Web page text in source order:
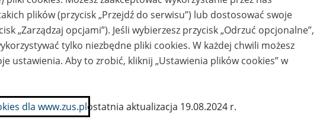
Ośrodek
nCzaplin
"DOKUMENT" Biuro
Archiwalno-
Depozytowe/nmgr
Elżbieta Szafarz-
Marczyk/nul.Mieszka
1 5a/nKoszalin/ntel.
nDarłowo
Archiwalno-
Depozytowe/nmgr
Elżbieta Szafarz-
plików (przycisk „Przejdź do serwisu”) lub dostosować swoje
„Zarządzaj opcjami”). Jeśli wybierzesz przycisk „Odrzuć opcjonalne”,
tylko niezbędne pliki cookies. W każdej chwili możesz
ustawienia. Aby to zrobić, kliknij „Ustawienia plików cookies” w
dla www.zus.plostatnia aktualizacja 19.08.2024 r.